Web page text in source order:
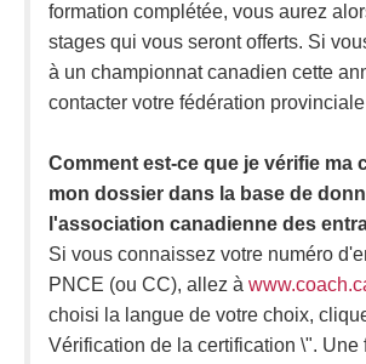
formation complétée, vous aurez
stages qui vous seront offerts. Si
à un championnat canadien cette
contacter votre fédération
Comment est-ce que je vérifie ma
mon dossier dans la base de
l'association canadienne des
Si vous connaissez votre numéro
PNCE (ou CC), allez à
choisi la langue de votre choix,
Vérification de la certification \". Une